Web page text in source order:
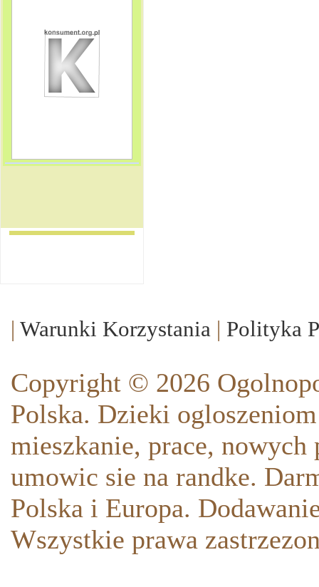
| Warunki Korzystania | Polityka
Copyright © 2026
Polska. Dzieki
mieszkanie, prace,
umowic sie na randke.
Polska i Europa.
Wszystkie prawa